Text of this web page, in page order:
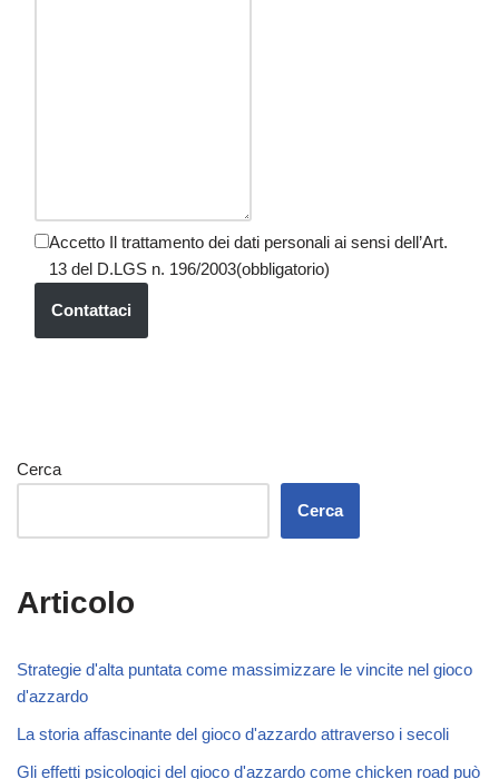
Accetto Il trattamento dei dati personali ai sensi dell’Art.
13 del D.LGS n. 196/2003(obbligatorio)
Contattaci
Cerca
Cerca
Articolo
Strategie d'alta puntata come massimizzare le vincite nel gioco
d'azzardo
La storia affascinante del gioco d'azzardo attraverso i secoli
Gli effetti psicologici del gioco d'azzardo come chicken road può